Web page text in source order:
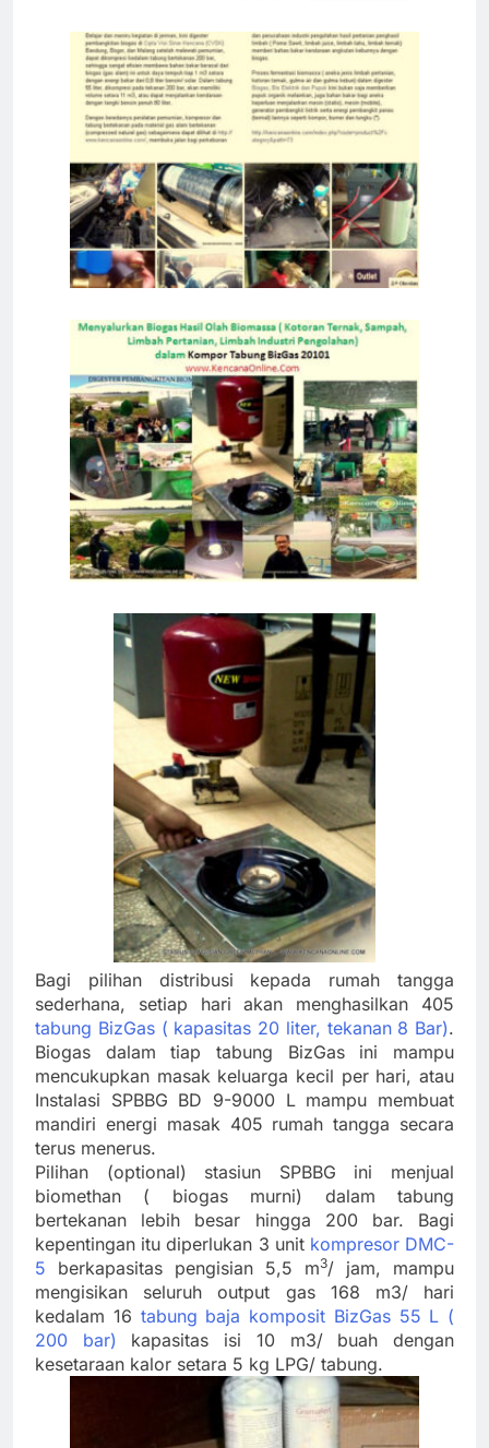
Bagi pilihan distribusi kepada rumah tangga
sederhana, setiap hari akan menghasilkan 405
tabung BizGas ( kapasitas 20 liter, tekanan 8 Bar).
Biogas dalam tiap tabung BizGas ini mampu
mencukupkan masak keluarga kecil per hari, atau
Instalasi SPBBG BD 9-9000 L mampu membuat
mandiri energi masak 405 rumah tangga secara
terus menerus.
Pilihan (optional) stasiun SPBBG ini menjual
biomethan ( biogas murni) dalam tabung
bertekanan lebih besar hingga 200 bar. Bagi
kepentingan itu diperlukan 3 unit kompresor DMC-
5 berkapasitas pengisian 5,5 m3/ jam, mampu
mengisikan seluruh output gas 168 m3/ hari
kedalam 16 tabung baja komposit BizGas 55 L (
200 bar) kapasitas isi 10 m3/ buah dengan
kesetaraan kalor setara 5 kg LPG/ tabung.